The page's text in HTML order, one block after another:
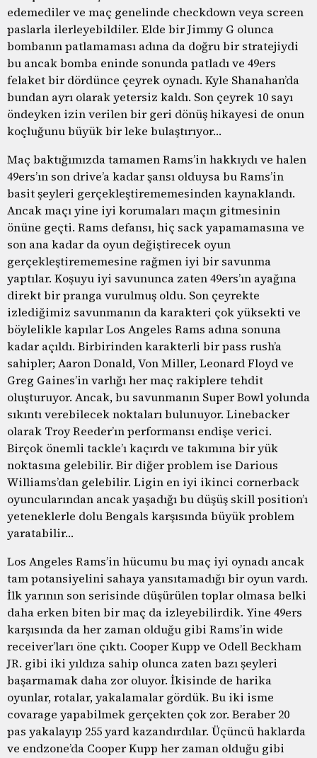
edemediler ve maç genelinde checkdown veya screen
paslarla ilerleyebildiler. Elde bir Jimmy G olunca
bombanın patlamaması adına da doğru bir stratejiydi
bu ancak bomba eninde sonunda patladı ve 49ers
felaket bir dördünce çeyrek oynadı. Kyle Shanahan’da
bundan ayrı olarak yetersiz kaldı. Son çeyrek 10 sayı
öndeyken izin verilen bir geri dönüş hikayesi de onun
koçluğunu büyük bir leke bulaştırıyor…
Maç baktığımızda tamamen Rams’in hakkıydı ve halen
49ers’ın son drive’a kadar şansı olduysa bu Rams’in
basit şeyleri gerçekleştirememesinden kaynaklandı.
Ancak maçı yine iyi korumaları maçın gitmesinin
önüne geçti. Rams defansı, hiç sack yapamamasına ve
son ana kadar da oyun değiştirecek oyun
gerçekleştirememesine rağmen iyi bir savunma
yaptılar. Koşuyu iyi savununca zaten 49ers’ın ayağına
direkt bir pranga vurulmuş oldu. Son çeyrekte
izlediğimiz savunmanın da karakteri çok yüksekti ve
böylelikle kapılar Los Angeles Rams adına sonuna
kadar açıldı. Birbirinden karakterli bir pass rush’a
sahipler; Aaron Donald, Von Miller, Leonard Floyd ve
Greg Gaines’in varlığı her maç rakiplere tehdit
oluşturuyor. Ancak, bu savunmanın Super Bowl yolunda
sıkıntı verebilecek noktaları bulunuyor. Linebacker
olarak Troy Reeder’ın performansı endişe verici.
Birçok önemli tackle’ı kaçırdı ve takımına bir yük
noktasına gelebilir. Bir diğer problem ise Darious
Williams’dan gelebilir. Ligin en iyi ikinci cornerback
oyuncularından ancak yaşadığı bu düşüş skill position’ı
yeteneklerle dolu Bengals karşısında büyük problem
yaratabilir…
Los Angeles Rams’in hücumu bu maç iyi oynadı ancak
tam potansiyelini sahaya yansıtamadığı bir oyun vardı.
İlk yarının son serisinde düşürülen toplar olmasa belki
daha erken biten bir maç da izleyebilirdik. Yine 49ers
karşısında da her zaman olduğu gibi Rams’in wide
receiver’ları öne çıktı. Cooper Kupp ve Odell Beckham
JR. gibi iki yıldıza sahip olunca zaten bazı şeyleri
başarmamak daha zor oluyor. İkisinde de harika
oyunlar, rotalar, yakalamalar gördük. Bu iki isme
covarage yapabilmek gerçekten çok zor. Beraber 20
pas yakalayıp 255 yard kazandırdılar. Üçüncü haklarda
ve endzone’da Cooper Kupp her zaman olduğu gibi